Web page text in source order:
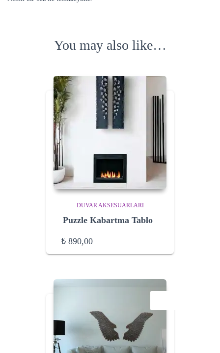
You may also like…
DUVAR AKSESUARLARI
Puzzle Kabartma Tablo
₺ 890,00